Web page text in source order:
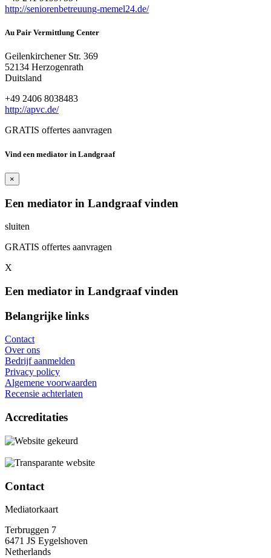
http://seniorenbetreuung-memel24.de/
Au Pair Vermittlung Center
Geilenkirchener Str. 369
52134 Herzogenrath
Duitsland
+49 2406 8038483
http://apvc.de/
GRATIS offertes aanvragen
Vind een mediator in Landgraaf
×
Een mediator in Landgraaf vinden
sluiten
GRATIS offertes aanvragen
X
Een mediator in Landgraaf vinden
Belangrijke links
Contact
Over ons
Bedrijf aanmelden
Privacy policy
Algemene voorwaarden
Recensie achterlaten
Accreditaties
Contact
Mediatorkaart
Terbruggen 7
6471 JS Eygelshoven
Netherlands